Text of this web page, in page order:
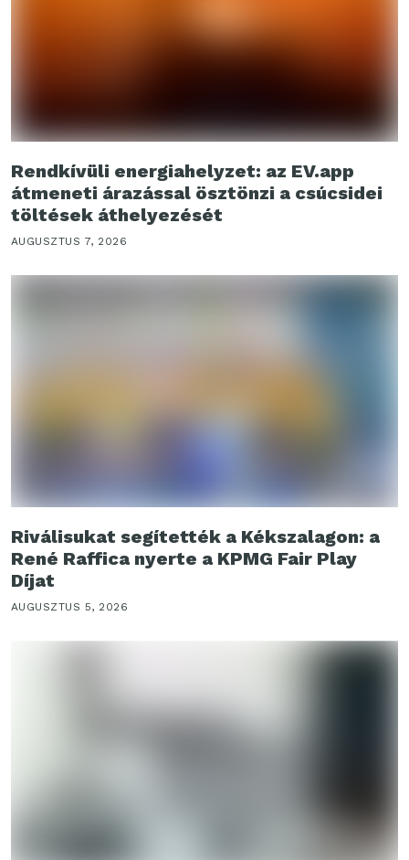
Rendkívüli energiahelyzet: az EV.app
átmeneti árazással ösztönzi a csúcsidei
töltések áthelyezését
AUGUSZTUS 7, 2026
Riválisukat segítették a Kékszalagon: a
René Raffica nyerte a KPMG Fair Play
Díjat
AUGUSZTUS 5, 2026